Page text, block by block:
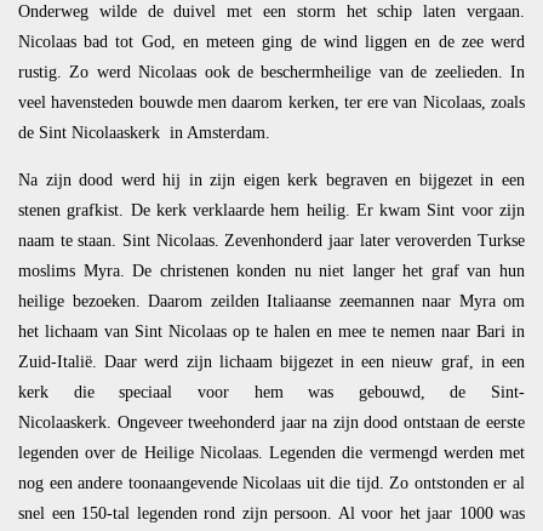
Onderweg wilde de duivel met een storm het schip laten vergaan.
Nicolaas bad tot God, en meteen ging de wind liggen en de zee werd
rustig. Zo werd Nicolaas ook de beschermheilige van de zeelieden. In
veel havensteden bouwde men daarom kerken, ter ere van Nicolaas, zoals
de Sint Nicolaaskerk in Amsterdam.
Na zijn dood werd hij in zijn eigen kerk begraven en bijgezet in een
stenen grafkist. De kerk verklaarde hem heilig. Er kwam Sint voor zijn
naam te staan. Sint Nicolaas. Zevenhonderd jaar later veroverden Turkse
moslims Myra. De christenen konden nu niet langer het graf van hun
heilige bezoeken. Daarom zeilden Italiaanse zeemannen naar Myra om
het lichaam van Sint Nicolaas op te halen en mee te nemen naar Bari in
Zuid-Italië. Daar werd zijn lichaam bijgezet in een nieuw graf, in een
kerk die speciaal voor hem was gebouwd, de Sint-
Nicolaaskerk. Ongeveer tweehonderd jaar na zijn dood ontstaan de eerste
legenden over de Heilige Nicolaas. Legenden die vermengd werden met
nog een andere toonaangevende Nicolaas uit die tijd. Zo ontstonden er al
snel een 150-tal legenden rond zijn persoon. Al voor het jaar 1000 was